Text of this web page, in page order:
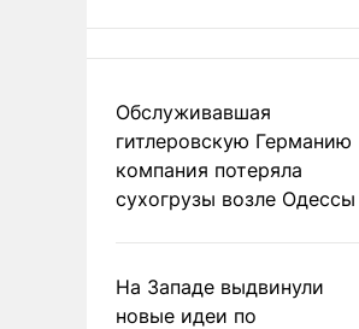
Обслуживавшая
гитлеровскую Германию
компания потеряла
сухогрузы возле Одессы
На Западе выдвинули
новые идеи по